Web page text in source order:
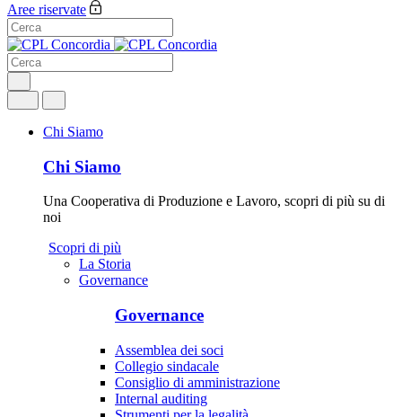
Aree riservate
Chi Siamo
Chi Siamo
Una Cooperativa di Produzione e Lavoro, scopri di più su di
noi
Scopri di più
La Storia
Governance
Governance
Assemblea dei soci
Collegio sindacale
Consiglio di amministrazione
Internal auditing